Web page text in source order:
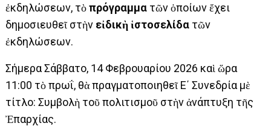
ἐκδηλώσεων, τὸπρόγραμμα τῶν ὁποίων ἔχει
δημοσιευθεῖ στὴν εἰδικὴ ἱστοσελίδα τῶν
ἐκδηλώσεων.
Σήμερα Σάββατο, 14 Φεβρουαρίου 2026 καὶ ὥρα
11:00 τὸ πρωΐ, θὰ πραγματοποιηθεῖ Ε΄ Συνεδρία μὲ
τίτλο: Συμβολὴ τοῦ πολιτισμοῦ στὴν ἀνάπτυξη τῆς
Ἐπαρχίας.